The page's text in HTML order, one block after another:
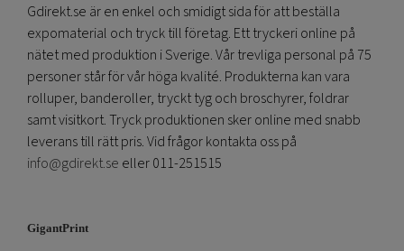
Gdirekt.se är en enkel och smidigt sida för att beställa
expomaterial och tryck till företag. Ett tryckeri online på
nätet med produktion i Sverige. Vår trevliga personal på 75
personer står för vår höga kvalité. Produkterna kan vara
rolluper, banderoller, tryckt tyg och broschyrer, foldrar
samt visitkort. Tryck produktionen sker online med snabb
leverans till rätt pris. Vid frågor kontakta oss på
info@gdirekt.se eller 011-251515
GigantPrint